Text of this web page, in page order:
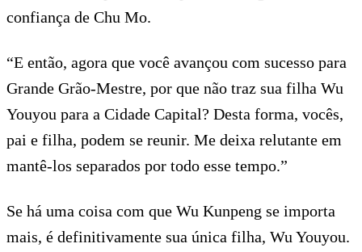
confiança de Chu Mo.
“E então, agora que você avançou com sucesso para
Grande Grão-Mestre, por que não traz sua filha Wu
Youyou para a Cidade Capital? Desta forma, vocês,
pai e filha, podem se reunir. Me deixa relutante em
mantê-los separados por todo esse tempo.”
Se há uma coisa com que Wu Kunpeng se importa
mais, é definitivamente sua única filha, Wu Youyou.